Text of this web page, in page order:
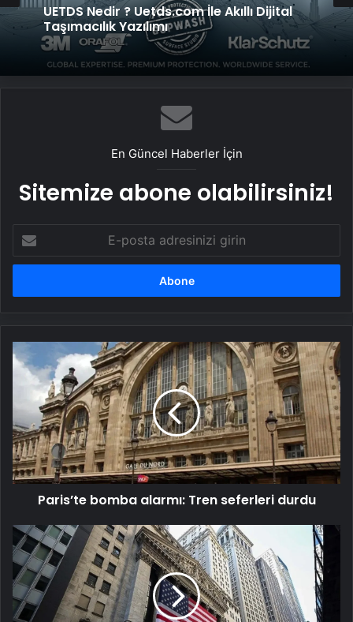
UETDS Nedir ? Uetds.com İle Akıllı Dijital
Taşımacılık Yazılımı
En Güncel Haberler İçin
Sitemize abone olabilirsiniz!
posta
adresinizi
Paris’te
bomba
alarmı:
seferleri
durdu
Paris’te bomba alarmı: Tren seferleri durdu
Siyonistlerin
katliamları
unutulmadı:
ABD
halkının
İsrail’e